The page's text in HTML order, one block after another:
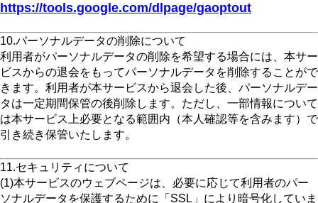
https://tools.google.com/dlpage/gaoptout
10.パーソナルデータの削除について
利用者がパーソナルデータの削除を希望する場合には、本サー
ビスからの退会をもってパーソナルデータを削除することがで
きます。利用者が本サービスから退会した後、パーソナルデー
タは一定期間保管の後削除します。ただし、一部情報について
は本サービス上必要となる範囲内（本人確認等を含みます）で
引き続き保管いたします。
11.セキュリティについて
(1)本サービスのウェブページは、必要に応じて利用者のパー
ソナルデータを保護するために「SSL」により暗号化していま